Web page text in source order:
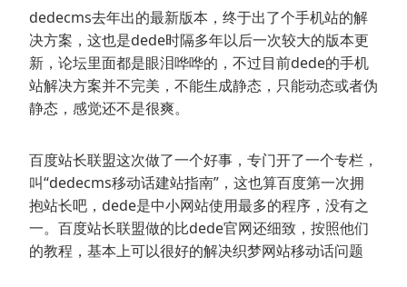
dedecms去年出的最新版本，终于出了个手机站的解
决方案，这也是dede时隔多年以后一次较大的版本更
新，论坛里面都是眼泪哗哗的，不过目前dede的手机
站解决方案并不完美，不能生成静态，只能动态或者伪
静态，感觉还不是很爽。
百度站长联盟这次做了一个好事，专门开了一个专栏，
叫“dedecms移动话建站指南”，这也算百度第一次拥
抱站长吧，dede是中小网站使用最多的程序，没有之
一。百度站长联盟做的比dede官网还细致，按照他们
的教程，基本上可以很好的解决织梦网站移动话问题